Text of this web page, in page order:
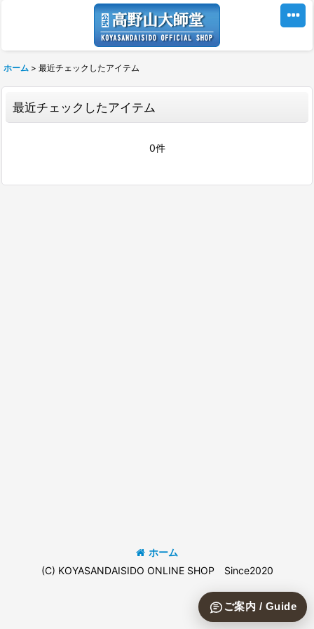
ホーム > 最近チェックしたアイテム
最近チェックしたアイテム
0件
ホーム
(C) KOYASANDAISIDO ONLINE SHOP Since2020